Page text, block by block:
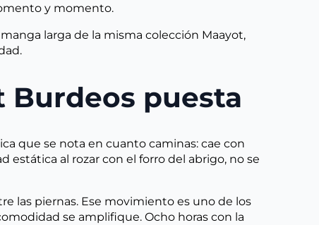
y momento.
larga de la misma colección Maayot,
Burdeos puesta
que se nota en cuanto caminas: cae con
estática al rozar con el forro del abrigo, no se
las piernas. Ese movimiento es uno de los
se amplifique. Ocho horas con la